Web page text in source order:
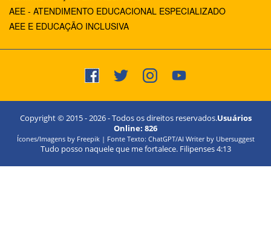
AEE - ATENDIMENTO EDUCACIONAL ESPECIALIZADO
AEE E EDUCAÇÃO INCLUSIVA
Copyright © 2015 -2026- Todos os direitos reservados.Usuários
Online: 826
Ícones/Imagens by Freepik | Fonte Texto: ChatGPT/AI Writer by Ubersuggest
Tudo posso naquele que me fortalece. Filipenses 4:13